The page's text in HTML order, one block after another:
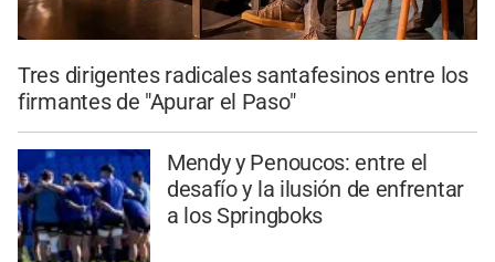
Tres dirigentes radicales santafesinos entre los
firmantes de "Apurar el Paso"
Mendy y Penoucos: entre el
desafío y la ilusión de enfrentar
a los Springboks